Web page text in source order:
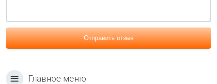
Отправить отзыв
Главное меню